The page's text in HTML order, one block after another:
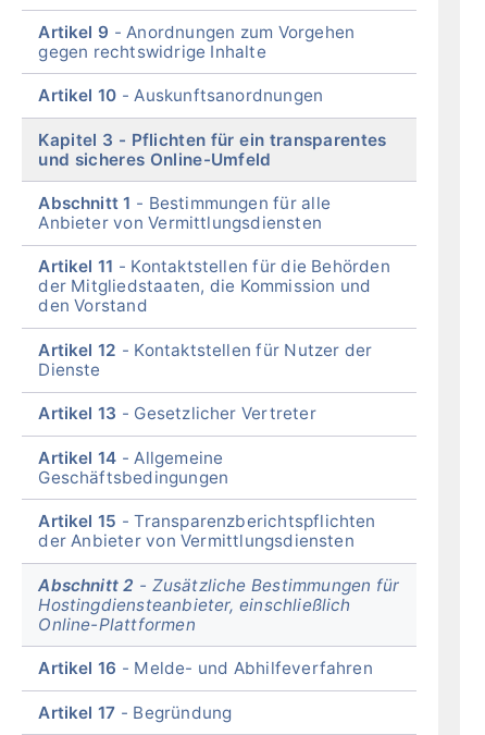
Artikel 9
Anordnungen zum Vorgehen
gegen rechtswidrige Inhalte
Artikel 10 Auskunftsanordnungen
Kapitel 3
Pflichten für ein transparentes
und sicheres Online-Umfeld
Abschnitt 1
Bestimmungen für alle
Anbieter von Vermittlungsdiensten
Artikel 11
Kontaktstellen für die Behörden
der Mitgliedstaaten, die Kommission und
den Vorstand
Artikel 12
Kontaktstellen für Nutzer der
Dienste
Artikel 13 Gesetzlicher Vertreter
Artikel 14
Allgemeine
Geschäftsbedingungen
Artikel 15
Transparenzberichtspflichten
der Anbieter von Vermittlungsdiensten
Abschnitt 2
Zusätzliche Bestimmungen für
Hostingdiensteanbieter, einschließlich
Online-Plattformen
Artikel 16 Melde- und Abhilfeverfahren
Artikel 17 Begründung